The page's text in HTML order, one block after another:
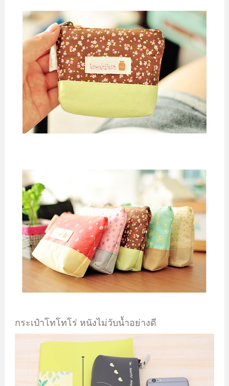
กระเป๋าโทโทโร่ หนังไม่วับน้ำอย่างดี